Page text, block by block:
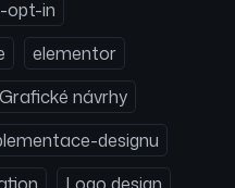
opt-in
elementor
Grafické návrhy
designu